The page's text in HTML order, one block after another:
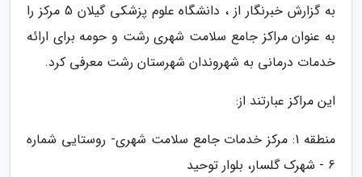
به گزارش خبرنگار از ، دانشگاه علوم پزشکی گیلان 5 مرکز را
به عنوان مراکز جامع سلامت شهری رشت و حومه برای ارائه
خدمات درمانی به شهروندان شهرستان رشت معرفی کرد.
این مراکز عبارتند از:
منطقه 1: مرکز خدمات جامع سلامت شهری- روستایی شماره
6 - شهرک گلسار، بلوار توحید